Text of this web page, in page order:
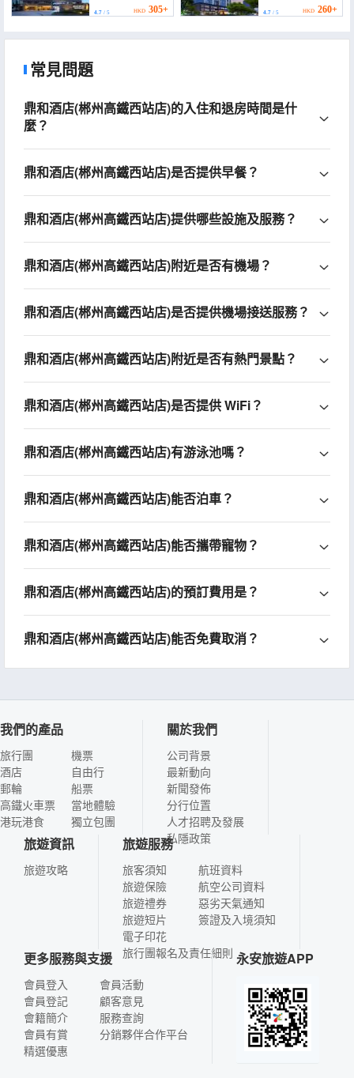
4.7 / 5 HKD 305+
Government Branch))
4.7/ 5 HKD 260+
常見問題
鼎和酒店(郴州高鐵西站店)的入住和退房時間是什
麼？
鼎和酒店(郴州高鐵西站店)是否提供早餐？
鼎和酒店(郴州高鐵西站店)提供哪些設施及服務？
鼎和酒店(郴州高鐵西站店)附近是否有機場？
鼎和酒店(郴州高鐵西站店)是否提供機場接送服務？
鼎和酒店(郴州高鐵西站店)附近是否有熱門景點？
鼎和酒店(郴州高鐵西站店)是否提供 WiFi？
鼎和酒店(郴州高鐵西站店)有游泳池嗎？
鼎和酒店(郴州高鐵西站店)能否泊車？
鼎和酒店(郴州高鐵西站店)能否攜帶寵物？
鼎和酒店(郴州高鐵西站店)的預訂費用是？
鼎和酒店(郴州高鐵西站店)能否免費取消？
我們的產品
旅行團
酒店
郵輪
高鐵火車票
港玩港食
機票
自由行
船票
當地體驗
獨立包團
關於我們
公司背景
最新動向
新聞發佈
分行位置
人才招聘及發展
私隱政策
旅遊資訊
旅遊攻略
旅遊服務
旅客須知
旅遊保險
旅遊禮券
旅遊短片
電子印花
航班資料
航空公司資料
惡劣天氣通知
簽證及入境須知
旅行團報名及責任細則
更多服務與支援
會員登入
會員登記
會籍簡介
會員有賞
精選優惠
會員活動
顧客意見
服務查詢
分銷夥伴合作平台
永安旅遊APP